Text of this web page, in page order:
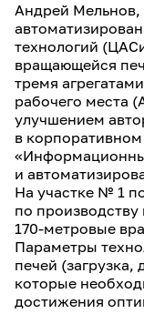
Андрей
технологий
вращающейся
тремя
рабочего места
улучшением
в
и
На участке № 1
по
170-метровые
Параметры
печей (загрузка,
которые
достижения